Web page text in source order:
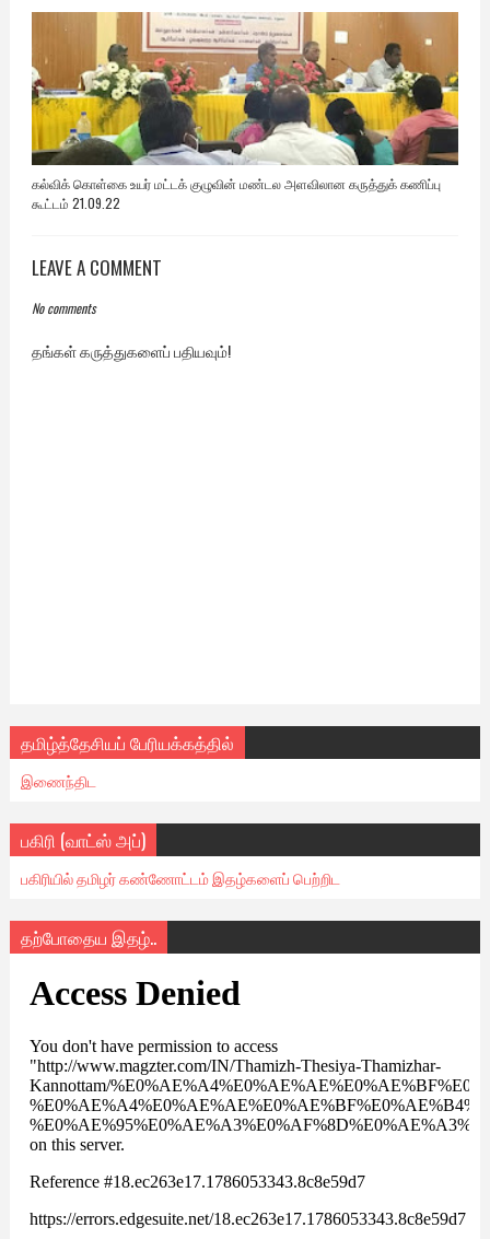
கல்விக் கொள்கை உயர் மட்டக் குழுவின் மண்டல அளவிலான கருத்துக் கணிப்பு
கூட்டம் 21.09.22
LEAVE A COMMENT
No comments
தங்கள் கருத்துகளைப் பதியவும்!
தமிழ்த்தேசியப் பேரியக்கத்தில்
இணைந்திட
பகிரி (வாட்ஸ் அப்)
பகிரியில் தமிழர் கண்ணோட்டம் இதழ்களைப் பெற்றிட
தற்போதைய இதழ்..